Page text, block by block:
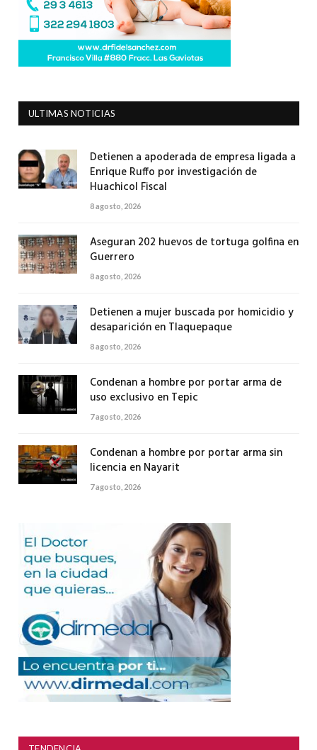
ULTIMAS NOTICIAS
Detienen a apoderada de empresa ligada a
Enrique Ruffo por investigación de
Huachicol Fiscal
8 agosto, 2026
Aseguran 202 huevos de tortuga golfina en
Guerrero
8 agosto, 2026
Detienen a mujer buscada por homicidio y
desaparición en Tlaquepaque
8 agosto, 2026
Condenan a hombre por portar arma de
uso exclusivo en Tepic
7 agosto, 2026
Condenan a hombre por portar arma sin
licencia en Nayarit
7 agosto, 2026